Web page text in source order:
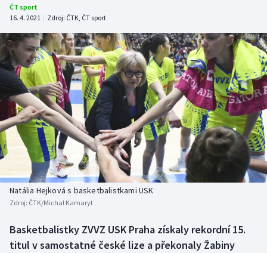
Tenis
Atletika
Cyklistika
DALŠÍ SPORTY
Americký fotbal
Baseball a softbal
Basketbal
Biatlon
Boby a skeleton
NEPŘEHLÉDNĚTE
Soutěže
Historické návraty
Aplikace ČT sport
AZ kvíz
ČT sport
16. 4. 2021 | Zdroj: ČTK, ČT sport
Natália Hejková s basketbalistkami USK
Zdroj: ČTK/Michal Kamaryt
Basketbalistky ZVVZ USK Praha získaly rekordní 15.
titul v samostatné české lize a překonaly Žabiny